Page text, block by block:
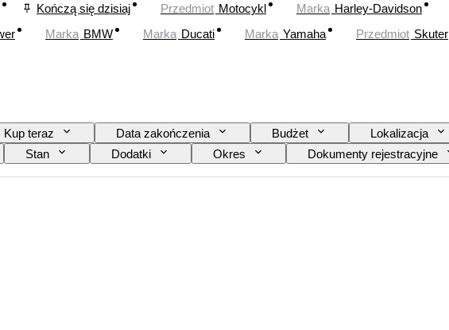
Kończą się dzisiaj Przedmiot Motocykl Marka Harley-Davidson
Marka BMW Marka Ducati Marka Yamaha Przedmiot Skuter
Kup teraz Data zakończenia Budżet Lokalizacja
Stan Dodatki Okres Dokumenty rejestracyjne
replika